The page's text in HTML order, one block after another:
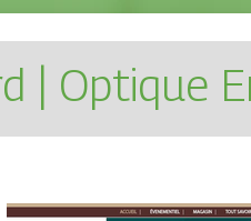
| Optique